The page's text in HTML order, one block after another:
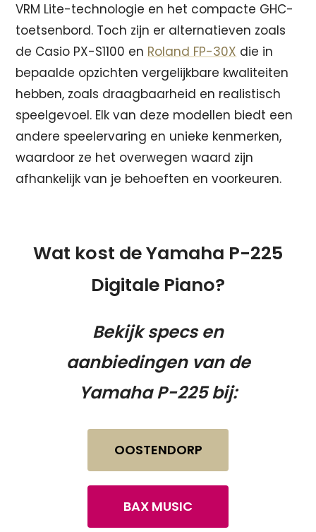
VRM Lite-technologie en het compacte GHC-
toetsenbord. Toch zijn er alternatieven zoals
de Casio PX-S1100 en Roland FP-30X die in
bepaalde opzichten vergelijkbare kwaliteiten
hebben, zoals draagbaarheid en realistisch
speelgevoel. Elk van deze modellen biedt een
andere speelervaring en unieke kenmerken,
waardoor ze het overwegen waard zijn
afhankelijk van je behoeften en voorkeuren.
Wat kost de Yamaha P-225
Digitale Piano?
Bekijk specs en
aanbiedingen van de
Yamaha P-225 bij:
OOSTENDORP
BAX MUSIC